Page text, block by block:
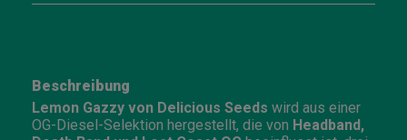
Beschreibung
Lemon Gazzy von Delicious Seeds wird aus einer
OG-Diesel-Selektion hergestellt, die von Headband,